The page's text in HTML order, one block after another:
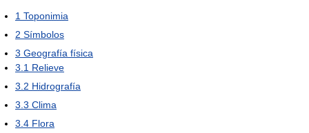
1 Toponimia
2 Símbolos
3 Geografía física
3.1 Relieve
3.2 Hidrografía
3.3 Clima
3.4 Flora